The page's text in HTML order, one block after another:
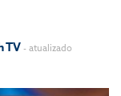
TV - atualizado